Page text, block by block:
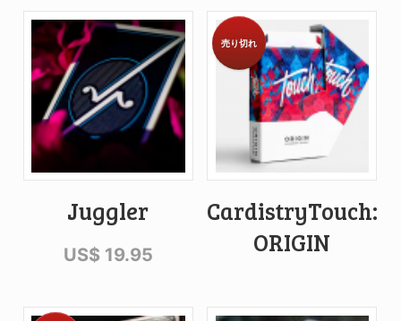
Juggler
US$ 19.95
売り切れ
CardistryTouch:
ORIGIN